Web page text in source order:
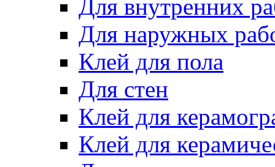
Для внутренних
Для наружных
Клей для пола
Для стен
Клей для
Клей для